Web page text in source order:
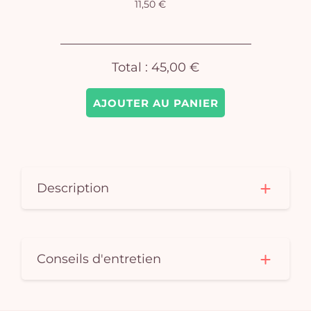
AJOUTER AU PANIER
11,50 €
Total : 45,00 €
Description
Conseils d'entretien